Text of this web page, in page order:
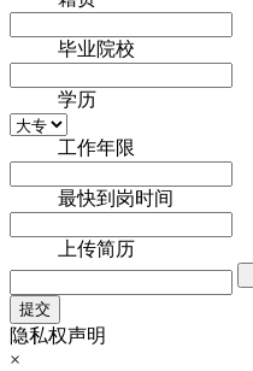
3、执相关注册资质者优先；
4、熟悉相关的设计规范，
技能；
5、有良好的写作能力及较
6、不断学习的能力；
7、深度工作的能力。
常见问题
来看看在东海岸可能遇到哪